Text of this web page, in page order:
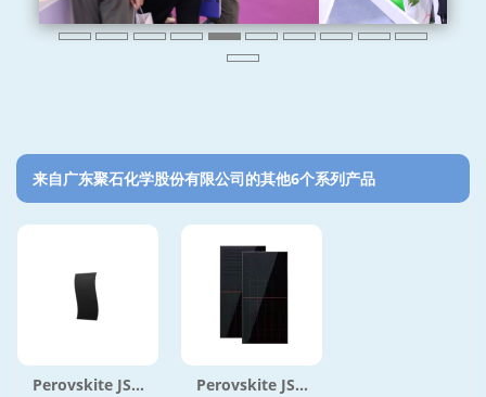
来自广东聚石化学股份有限公司的其他6个系列产品‎
Perovskite JS... Perovskite JS...